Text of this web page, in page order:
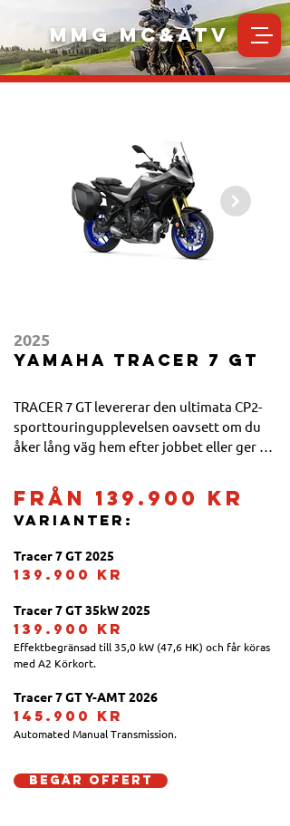
MMG MC&ATV
2025
Yamaha TRACER 7 GT
TRACER 7 GT levererar den ultimata CP2-
sporttouringupplevelsen oavsett om du
åker lång väg hem efter jobbet eller ger
exklusiva GT-funktioner som hårda
sidoväskor, högre kåpglas, uppvärmda
handtag och driven av en spännande 690
Från 139.900 kr
Varianter:
Tracer 7 GT 2025
139.900 kr
Tracer 7 GT 35kW 2025
139.900 kr
Effektbegränsad till 35,0 kW (47,6 HK) och får köras
med A2 Körkort.
Tracer 7 GT Y-AMT 2026
145.900 kr
Automated Manual Transmission.
Begär offert